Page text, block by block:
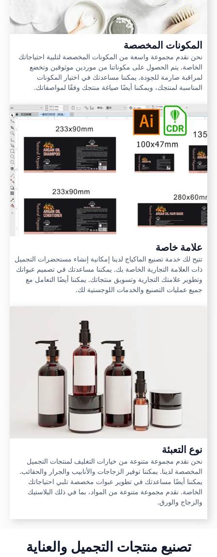
المكونات المخصصة
نحن نقدم مجموعة واسعة من المكونات المخصصة لتلبية احتياجاتك
الخاصة. يتم الحصول على مكوناتنا من موردين موثوقين وتخضع
لمراقبة صارمة للجودة. يمكننا مساعدتك في اختيار المكونات
المناسبة لمنتجك، ويمكننا أيضًا صياغة منتجك وفقًا لمواصفاتك.
علامة خاصة
تتيح لك خدمة تصنيع الماكياج لدينا إمكانية إنشاء مستحضرات التجميل
ذات العلامة التجارية الخاصة بك. يمكننا مساعدتك في تصميم عبواتك
وتطوير علامتك التجارية وتسويق منتجاتك. يمكننا أيضًا التعامل مع
جميع عمليات التصنيع والخدمات اللوجستية لك.
نوع التعبئة
نحن نقدم مجموعة متنوعة من خيارات التغليف لمنتجات التجميل
المخصصة لدينا. يمكننا توفير الزجاجات والأنابيب والجرار والحقائب.
يمكننا أيضًا مساعدتك في تطوير عبوات مخصصة تلبي احتياجاتك
الخاصة. نقدم مجموعة متنوعة من المواد، بما في ذلك البلاستيك
والزجاج والورق.
تصنيع منتجات التجميل والعناية